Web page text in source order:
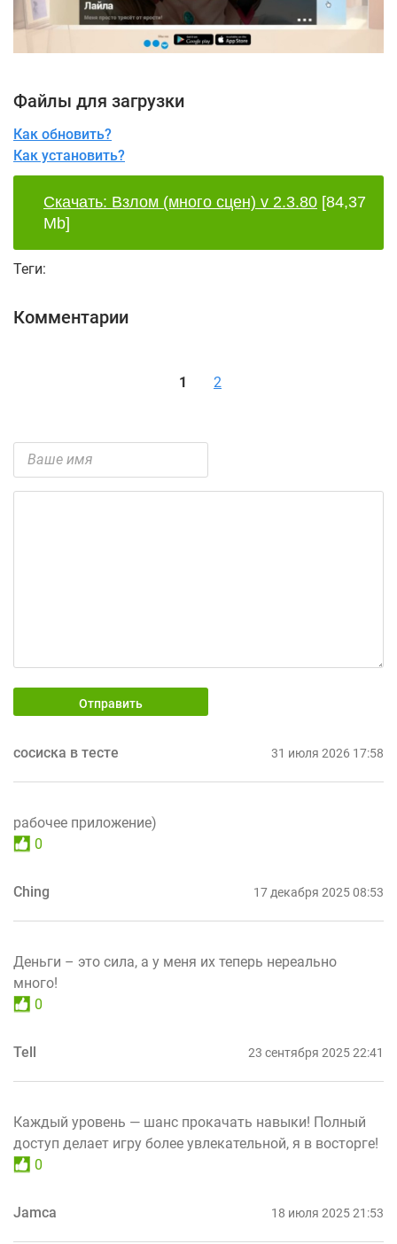
Файлы для загрузки
Как обновить?
Как установить?
Скачать: Взлом (много сцен) v 2.3.80 [84,37
Mb]
Теги:
Комментарии
1 2
Отправить
сосиска в тесте 31 июля 2026 17:58
рабочее приложение)
0
Ching 17 декабря 2025 08:53
Деньги – это сила, а у меня их теперь нереально
много!
0
Tell 23 сентября 2025 22:41
Каждый уровень — шанс прокачать навыки! Полный
доступ делает игру более увлекательной, я в восторге!
0
Jamca 18 июля 2025 21:53